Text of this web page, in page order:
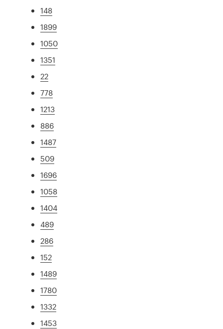
148
1899
1050
1351
22
778
1213
886
1487
509
1696
1058
1404
489
286
152
1489
1780
1332
1453